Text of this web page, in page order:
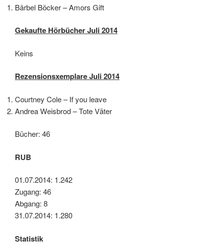
Bärbel Böcker – Amors Gift
Gekaufte Hörbücher Juli 2014
Keins
Rezensionsxemplare Juli 2014
Courtney Cole – If you leave
Andrea Weisbrod – Tote Väter
Bücher: 46
RUB
01.07.2014: 1.242
Zugang: 46
Abgang: 8
31.07.2014: 1.280
Statistik